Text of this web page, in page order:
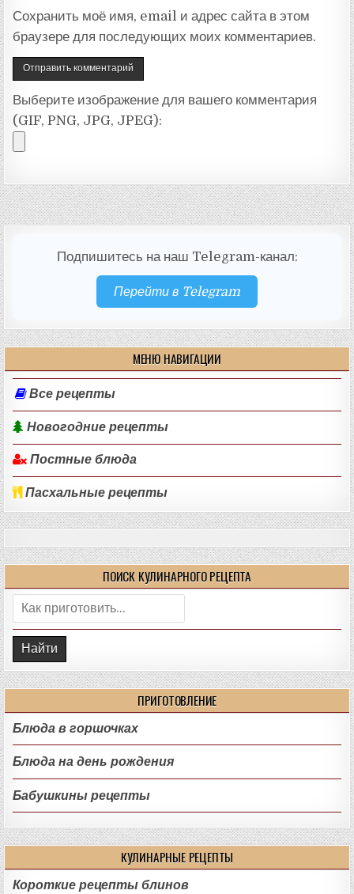
Сохранить моё имя, email и адрес сайта в этом
браузере для последующих моих комментариев.
Выберите изображение для вашего комментария
(GIF, PNG, JPG, JPEG):
Подпишитесь на наш Telegram-канал:
Перейти в Telegram
МЕНЮ НАВИГАЦИИ
Все рецепты
Новогодние рецепты
Постные блюда
Пасхальные рецепты
ПОИСК КУЛИНАРНОГО РЕЦЕПТА
Поиск:
ПРИГОТОВЛЕНИЕ
Блюда в горшочках
Блюда на день рождения
Бабушкины рецепты
КУЛИНАРНЫЕ РЕЦЕПТЫ
Короткие рецепты блинов